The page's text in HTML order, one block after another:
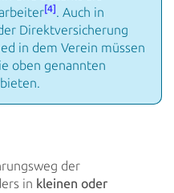
[4] . Auch in
Direktversicherung
in dem Verein müssen
oben genannten
der
in kleinen oder